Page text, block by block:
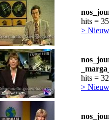
hits =
>
hits =
>